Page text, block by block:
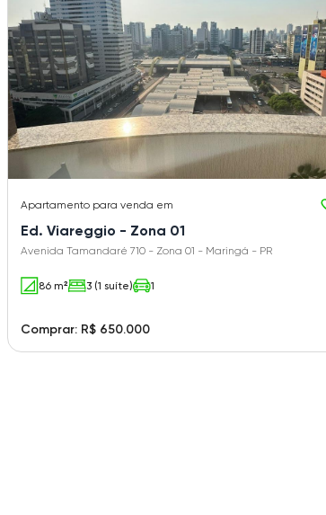
Apartamento para venda em
Ed. Viareggio - Zona 01
Avenida Tamandaré 710 - Zona 01 - Maringá - PR
86 m² 3 (1 suíte) 1
Comprar: R$ 650.000